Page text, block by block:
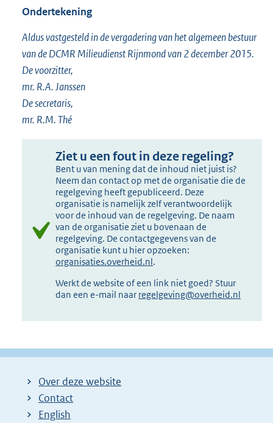
Ondertekening
Aldus vastgesteld in de vergadering van het algemeen bestuur
van de DCMR Milieudienst Rijnmond van 2 december 2015.
De voorzitter,
mr. R.A. Janssen
De secretaris,
mr. R.M. Thé
Ziet u een fout in deze regeling?
Bent u van mening dat de inhoud niet juist is?
Neem dan contact op met de organisatie die de
regelgeving heeft gepubliceerd. Deze
organisatie is namelijk zelf verantwoordelijk
voor de inhoud van de regelgeving. De naam
van de organisatie ziet u bovenaan de
regelgeving. De contactgegevens van de
organisatie kunt u hier opzoeken:
organisaties.overheid.nl.
Werkt de website of een link niet goed? Stuur
dan een e-mail naar regelgeving@overheid.nl
Over deze website
Contact
English